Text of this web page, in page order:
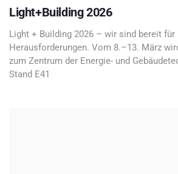
Light+Building 2026
Light + Building 2026 – wir sind bereit für
Herausforderungen. Vom 8.–13. März
zum Zentrum der Energie- und
Stand E41